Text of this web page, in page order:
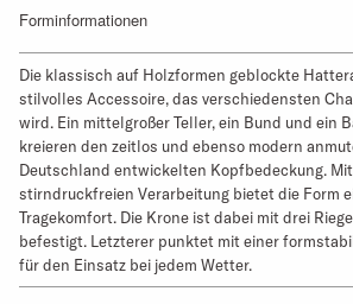
Forminformationen
Die klassisch auf Holzformen geblockte
stilvolles Accessoire, das verschiedensten
wird. Ein mittelgroßer Teller, ein Bund und ein
kreieren den zeitlos und ebenso modern
Deutschland entwickelten Kopfbedeckung.
stirndruckfreien Verarbeitung bietet die Form
Tragekomfort. Die Krone ist dabei mit drei
befestigt. Letzterer punktet mit einer
für den Einsatz bei jedem Wetter.